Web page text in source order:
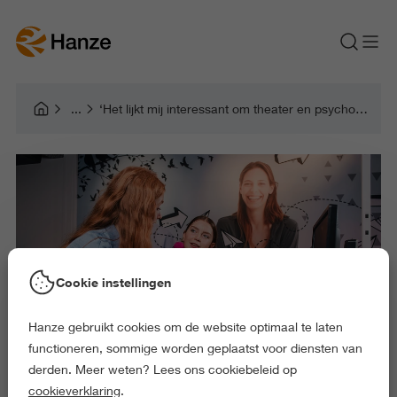
‘Het lijkt mij interessant om theater en psychologie met elkaar te combineren'
Cookie instellingen
Hanze gebruikt cookies om de website optimaal te laten
functioneren, sommige worden geplaatst voor diensten van
derden. Meer weten? Lees ons cookiebeleid op
cookieverklaring.